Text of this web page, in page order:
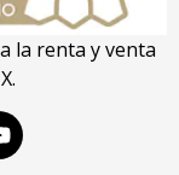
la renta y venta